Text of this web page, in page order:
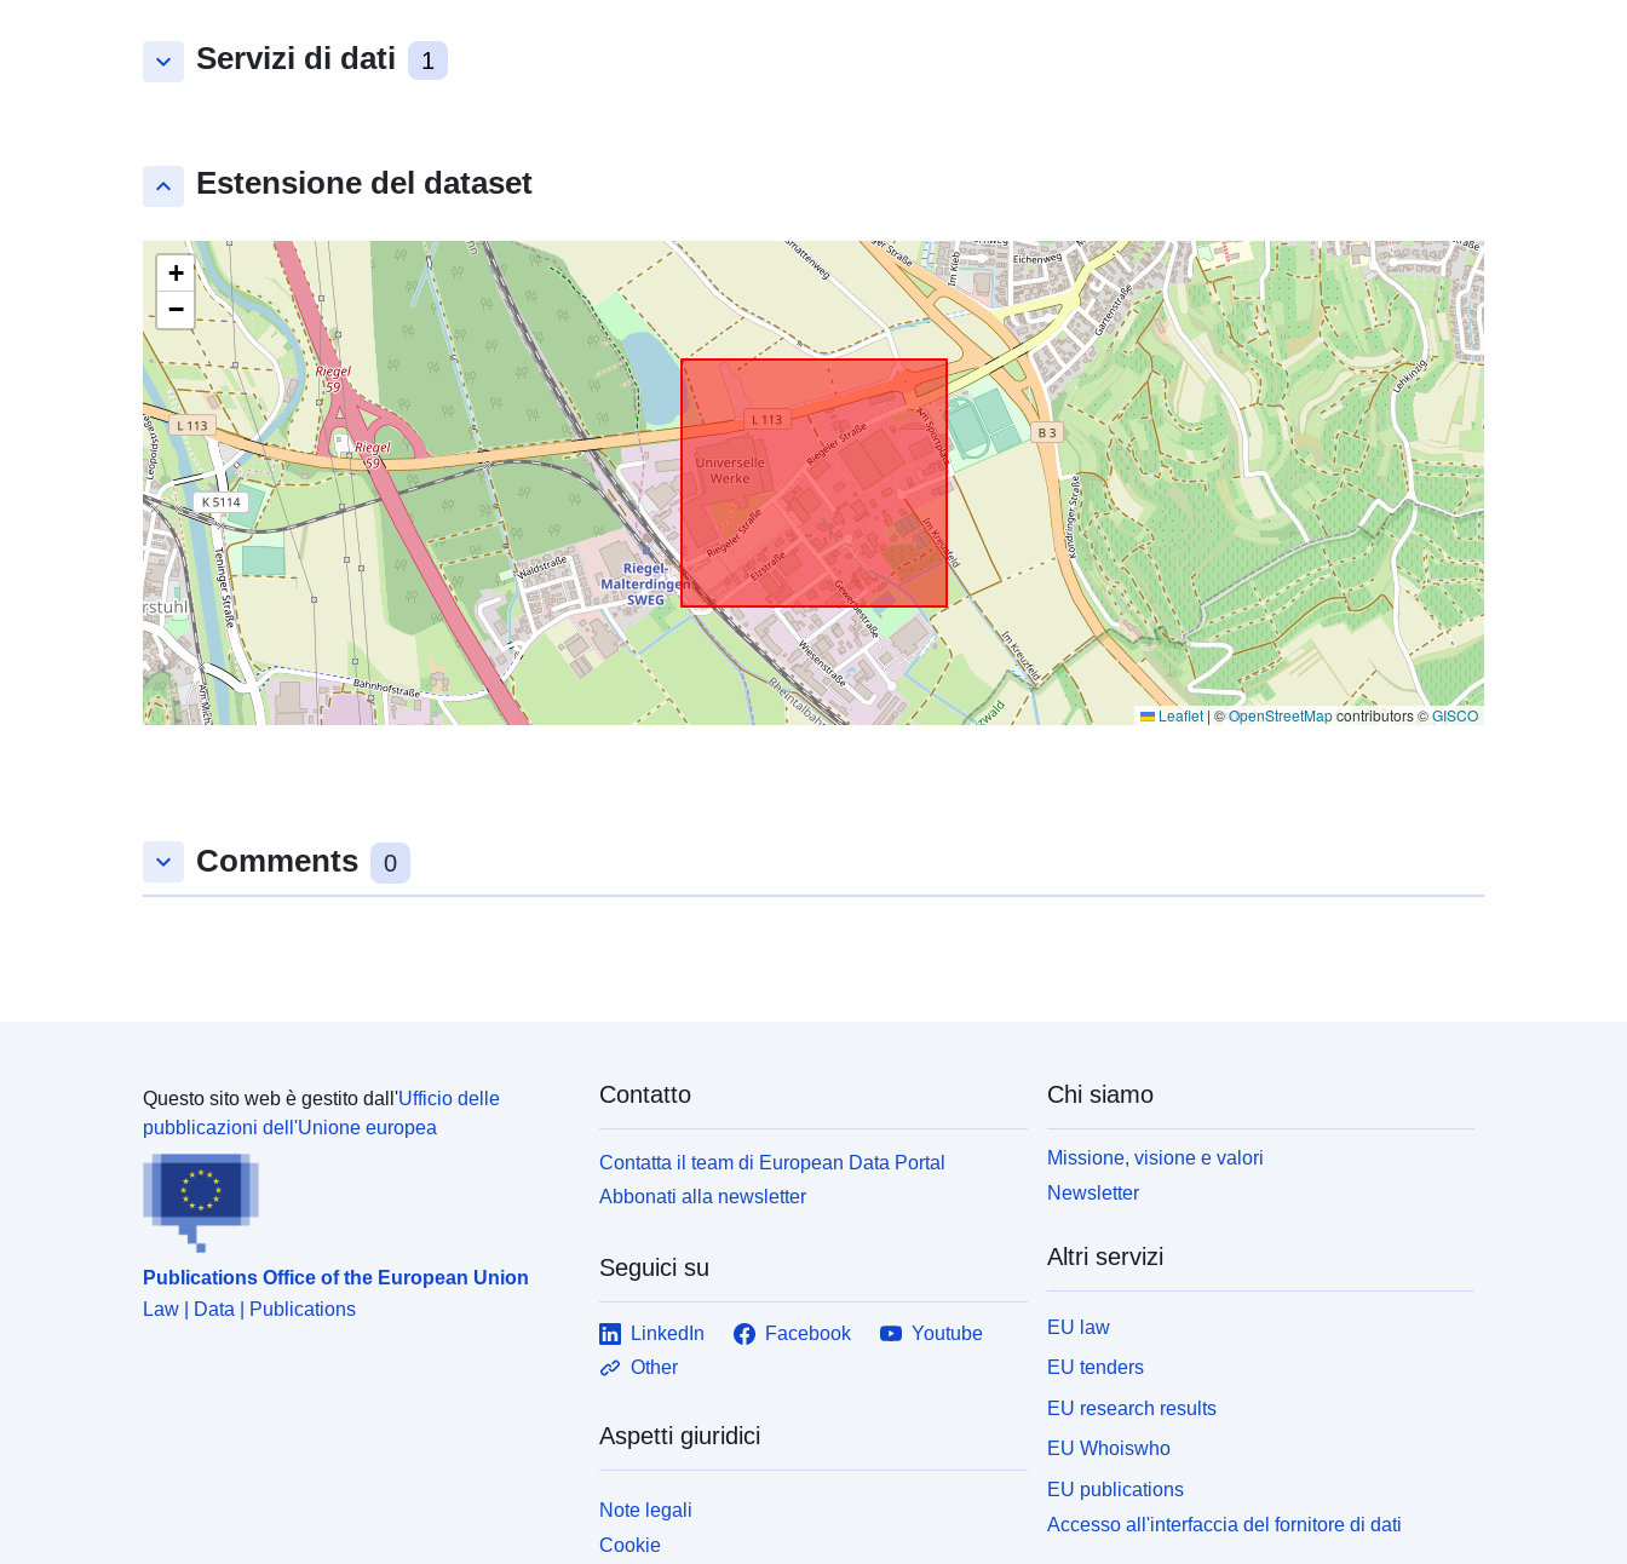
keyboard_arrow_down Servizi di dati 1
keyboard_arrow_up Estensione del dataset
+
−
Leaflet | ©OpenStreetMapcontributors ©GISCO
keyboard_arrow_down Comments 0
Questo sito web è gestito dall'Ufficio delle
pubblicazioni dell'Unione europea
Publications Office of the European Union
Law | Data | Publications
Contatto
Contatta il team di European Data Portal
Abbonati alla newsletter
Seguici su
LinkedIn Facebook
Youtube
Other
Aspetti giuridici
Note legali
Cookie
Chi siamo
Missione, visione e valori
Newsletter
Altri servizi
EU law
EU tenders
EU research results
EU Whoiswho
EU publications
Accesso all'interfaccia del fornitore di dati